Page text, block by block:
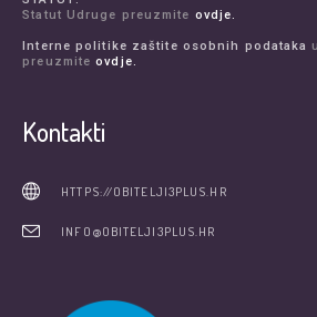
Statut Udruge preuzmite ovdje.
Interne politike zaštite osobnih podataka
preuzmiteovdje.
Kontakti
HTTPS://OBITELJI3PLUS.HR
INFO@OBITELJI3PLUS.HR